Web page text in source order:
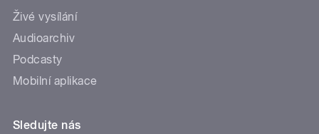
Živé vysílání
Audioarchiv
Podcasty
Mobilní aplikace
Sledujte nás